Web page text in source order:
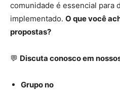
comunidade é essencial para
implementado. O que você
propostas?
💬 Discuta conosco em
Grupo no